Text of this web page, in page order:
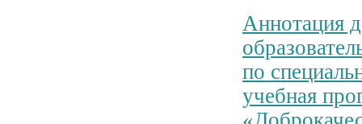
Аннотация
по
учебная